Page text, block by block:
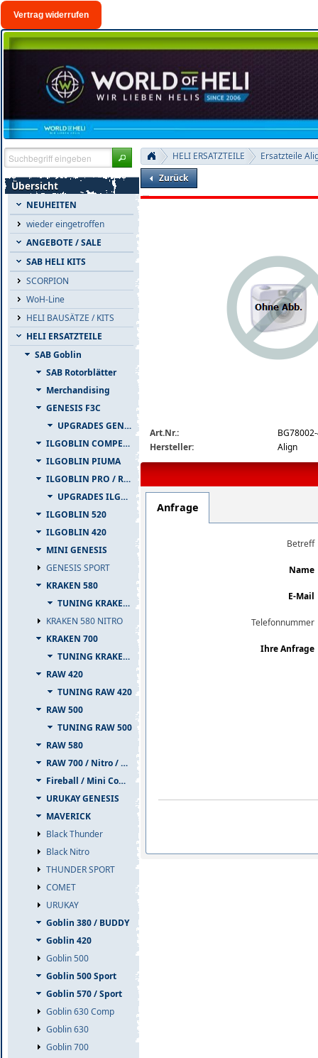
Vertrag widerrufen
Übersicht
NEUHEITEN
wieder eingetroffen
ANGEBOTE / SALE
SAB HELI KITS
SCORPION
WoH-Line
HELI BAUSÄTZE / KITS
HELI ERSATZTEILE
SAB Goblin
SAB Rotorblätter
Merchandising
GENESIS F3C
UPGRADES GENESIS F3C
ILGOBLIN COMPETIZIONE
ILGOBLIN PIUMA
ILGOBLIN PRO / RAW 700
UPGRADES ILGOBLIN PRO / RAW 700
ILGOBLIN 520
ILGOBLIN 420
MINI GENESIS
GENESIS SPORT
KRAKEN 580
TUNING KRAKEN 580
KRAKEN 580 NITRO
KRAKEN 700
TUNING KRAKEN 700
RAW 420
TUNING RAW 420
RAW 500
TUNING RAW 500
RAW 580
RAW 700 / Nitro / PIUMA
Fireball / Mini Comet
URUKAY GENESIS
MAVERICK
Black Thunder
Black Nitro
THUNDER SPORT
COMET
URUKAY
Goblin 380 / BUDDY
Goblin 420
Goblin 500
Goblin 500 Sport
Goblin 570 / Sport
Goblin 630 Comp
Goblin 630
Goblin 700
HELI ERSATZTEILE
Ersatzteile
Zurück
Art.Nr.:
Hersteller:
Align
Anfrage
Betreff
Name
E-Mail
Telefonnummer
Ihre Anfrage